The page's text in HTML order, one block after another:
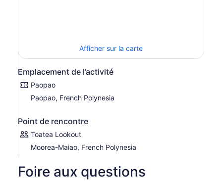
Afficher sur la carte
Emplacement de l’activité
Paopao
Paopao, French Polynesia
Point de rencontre
Toatea Lookout
Moorea-Maiao, French Polynesia
Foire aux questions